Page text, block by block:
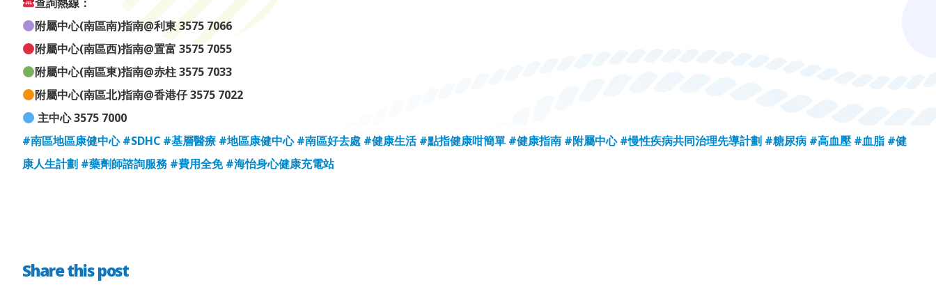
附屬中心(南區南)指南@利東 3575 7066
附屬中心(南區西)指南@置富 3575 7055
附屬中心(南區東)指南@赤柱 3575 7033
附屬中心(南區北)指南@香港仔 3575 7022
主中心 3575 7000
#南區地區康健中心 #SDHC #基層醫療 #地區康健中心 #南區好去處 #健康生活 #點指健康咁簡單 #健康指南 #附屬中心 #慢性疾病共同治理先導計劃 #糖尿病 #高血壓 #血脂 #健
康人生計劃 #藥劑師諮詢服務 #費用全免 #海怡身心健康充電站
Share this post